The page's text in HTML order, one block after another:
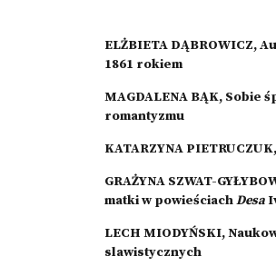
ELŻBIETA DĄBROWICZ,
1861 rokiem
MAGDALENA BĄK, Sobie
romantyzmu
KATARZYNA
GRAŻYNA SZWAT-
matki w powieściachDesa
LECH MIODYŃSKI,
slawistycznych